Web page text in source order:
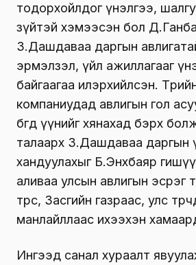
тодорхойлдог үнэлгээ,
зүйтэй хэмээсэн бол
З.Дашдаваа даргын
эрмэлзэл, үйл ажиллагааг
байгаагаа илэрхийлсэн.
компаниудад авлигын гол
бөгөөд үүнийг хянахад бэрх
талаарх З.Дашдаваа даргын
хандуулахыг Б.Энхбаяр
аливаа улсын авлигын эсрэг
төрөөс, Засгийн газраас, улс
манлайллаас ихээхэн
Ингээд санал хураалт